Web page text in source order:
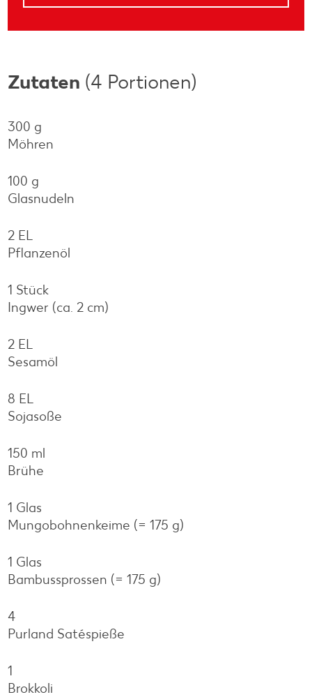
Zutaten (4 Portionen)
300 g
Möhren
100 g
Glasnudeln
2 EL
Pflanzenöl
1 Stück
Ingwer (ca. 2 cm)
2 EL
Sesamöl
8 EL
Sojasoße
150 ml
Brühe
1 Glas
Mungobohnenkeime (= 175 g)
1 Glas
Bambussprossen (= 175 g)
4
Purland Satéspieße
1
Brokkoli